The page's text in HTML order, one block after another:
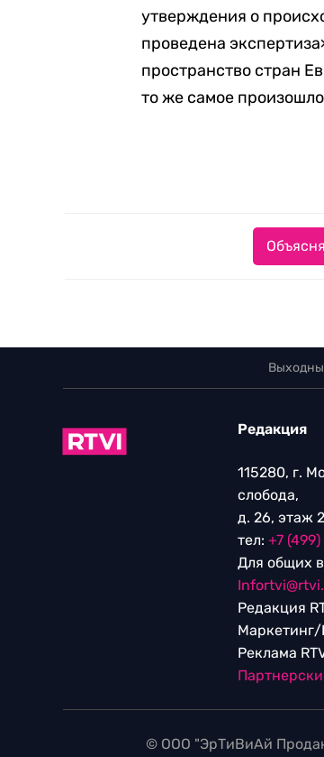
утверждения о
проведена
пространство стран
то же самое
Редакция
115280, г.
слобода,
д. 26, этаж 2
тел: +7
Для общих
Редакция
Маркетинг/
Реклама
© ООО "ЭрТиВиАй